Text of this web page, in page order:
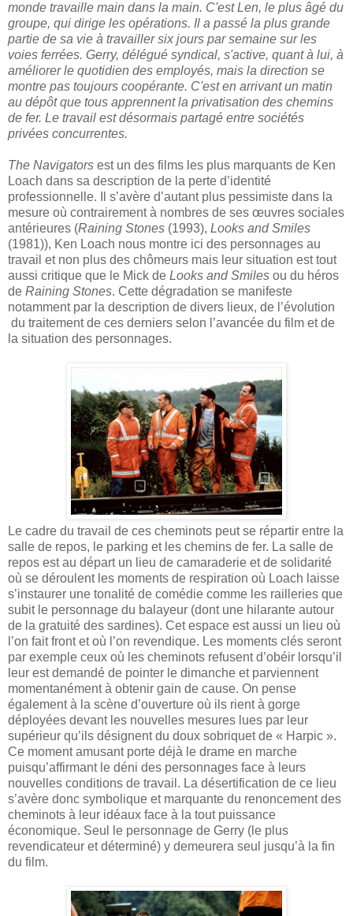
monde travaille main dans la main. C'est Len, le plus âgé du
groupe, qui dirige les opérations. Il a passé la plus grande
partie de sa vie à travailler six jours par semaine sur les
voies ferrées. Gerry, délégué syndical, s'active, quant à lui, à
améliorer le quotidien des employés, mais la direction se
montre pas toujours coopérante. C'est en arrivant un matin
au dépôt que tous apprennent la privatisation des chemins
de fer. Le travail est désormais partagé entre sociétés
privées concurrentes.
The Navigators est un des films les plus marquants de Ken
Loach dans sa description de la perte d’identité
professionnelle. Il s’avère d’autant plus pessimiste dans la
mesure où contrairement à nombres de ses œuvres sociales
antérieures (Raining Stones (1993), Looks and Smiles
(1981)), Ken Loach nous montre ici des personnages au
travail et non plus des chômeurs mais leur situation est tout
aussi critique que le Mick de Looks and Smiles ou du héros
de Raining Stones. Cette dégradation se manifeste
notamment par la description de divers lieux, de l’évolution
du traitement de ces derniers selon l’avancée du film et de
la situation des personnages.
Le cadre du travail de ces cheminots peut se répartir entre la
salle de repos, le parking et les chemins de fer. La salle de
repos est au départ un lieu de camaraderie et de solidarité
où se déroulent les moments de respiration où Loach laisse
s’instaurer une tonalité de comédie comme les railleries que
subit le personnage du balayeur (dont une hilarante autour
de la gratuité des sardines). Cet espace est aussi un lieu où
l’on fait front et où l’on revendique. Les moments clés seront
par exemple ceux où les cheminots refusent d’obéir lorsqu’il
leur est demandé de pointer le dimanche et parviennent
momentanément à obtenir gain de cause. On pense
également à la scène d’ouverture où ils rient à gorge
déployées devant les nouvelles mesures lues par leur
supérieur qu’ils désignent du doux sobriquet de « Harpic ».
Ce moment amusant porte déjà le drame en marche
puisqu’affirmant le déni des personnages face à leurs
nouvelles conditions de travail. La désertification de ce lieu
s’avère donc symbolique et marquante du renoncement des
cheminots à leur idéaux face à la tout puissance
économique. Seul le personnage de Gerry (le plus
revendicateur et déterminé) y demeurera seul jusqu’à la fin
du film.